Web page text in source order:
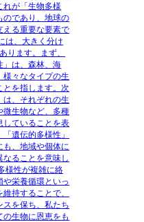
れが「生物多様
のであり、地球の
える重要な要素で
は、大きく分け
ります。まず、
」は、森林、海
様々なタイプの生
とを指します。次
は、それぞれの生
微生物など、多種
していることを表
遺伝的多様性」
も、地域や個体に
なることを意味し
様性が複雑に絡
や栄養循環といっ
持することで、
スを保ち、私たち
の生物に恩恵をも